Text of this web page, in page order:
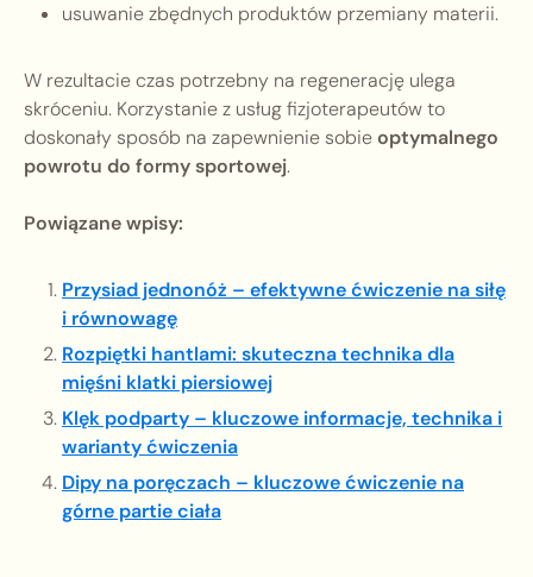
usuwanie zbędnych produktów przemiany materii.
W rezultacie czas potrzebny na regenerację ulega
skróceniu. Korzystanie z usług fizjoterapeutów to
doskonały sposób na zapewnienie sobieoptymalnego
powrotu do formy sportowej.
Powiązane wpisy:
Przysiad jednonóż – efektywne ćwiczenie na siłę
i równowagę
Rozpiętki hantlami: skuteczna technika dla
mięśni klatki piersiowej
Klęk podparty – kluczowe informacje, technika i
warianty ćwiczenia
Dipy na poręczach – kluczowe ćwiczenie na
górne partie ciała